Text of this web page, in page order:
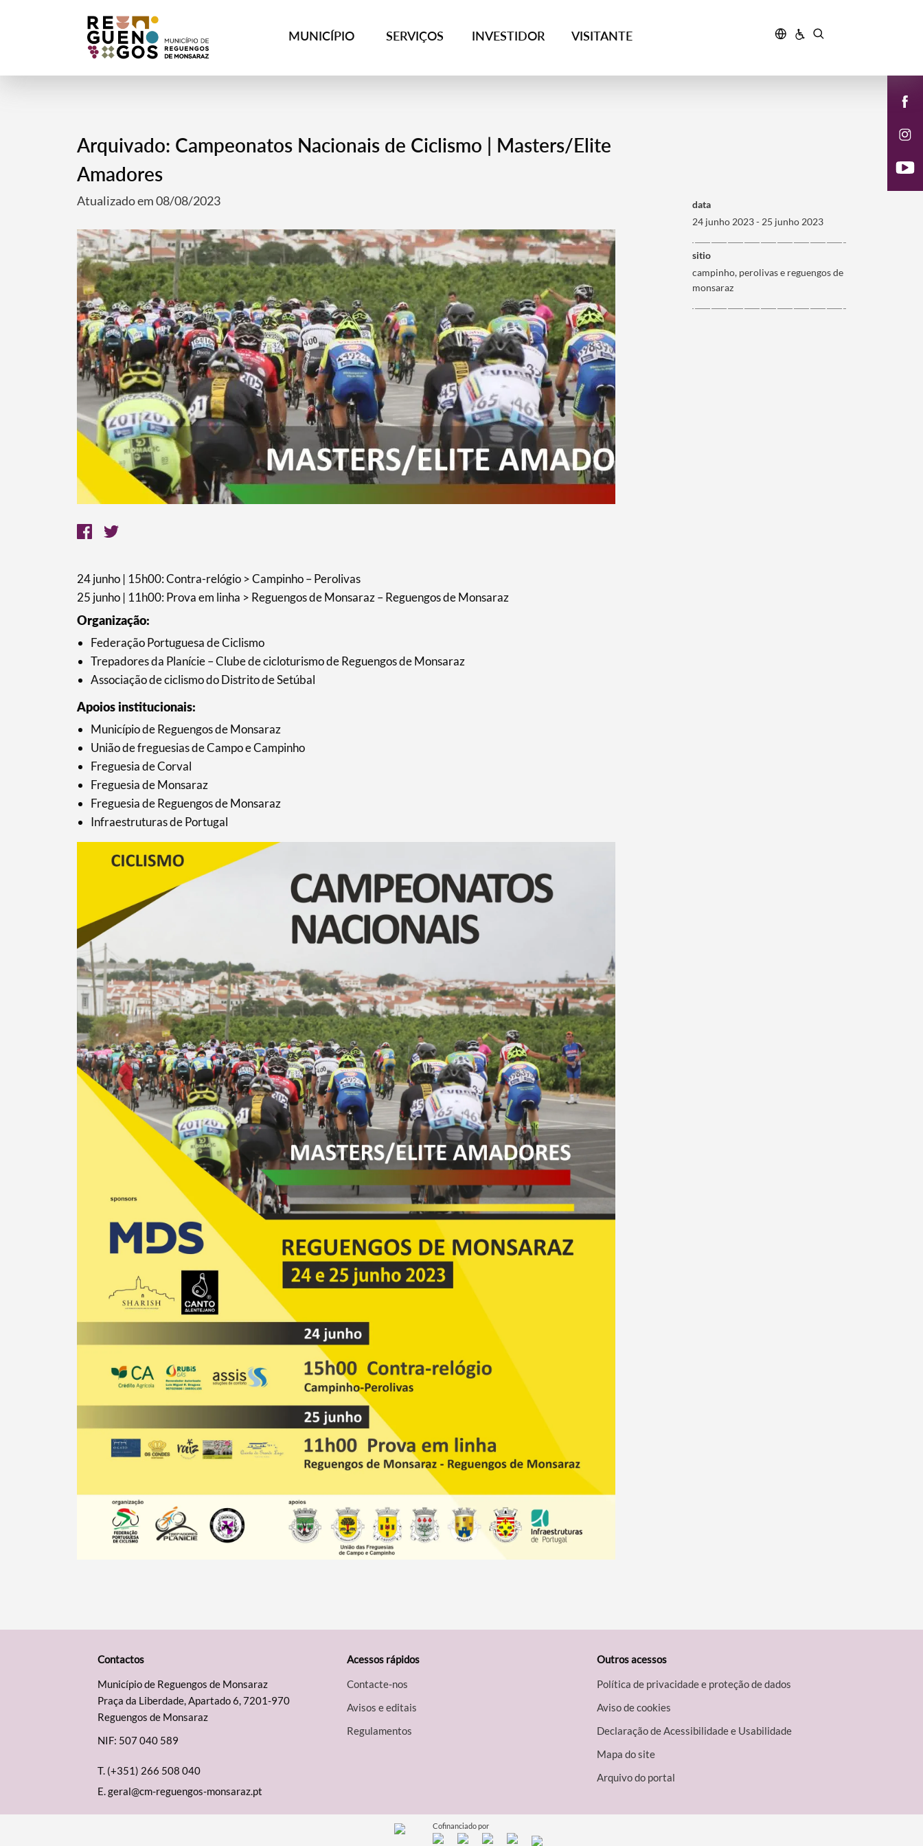
MUNICÍPIO SERVIÇOS INVESTIDOR VISITANTE
Filtros
Arquivado: Campeonatos Nacionais de Ciclismo | Masters/Elite
Amadores
Atualizado em 08/08/2023
24 junho | 15h00: Contra-relógio > Campinho – Perolivas
25 junho | 11h00: Prova em linha > Reguengos de Monsaraz – Reguengos de Monsaraz
Organização:
Federação Portuguesa de Ciclismo
Trepadores da Planície – Clube de cicloturismo de Reguengos de Monsaraz
Associação de ciclismo do Distrito de Setúbal
Apoios institucionais:
Município de Reguengos de Monsaraz
União de freguesias de Campo e Campinho
Freguesia de Corval
Freguesia de Monsaraz
Freguesia de Reguengos de Monsaraz
Infraestruturas de Portugal
data
24 junho 2023 - 25 junho 2023
sitio
campinho, perolivas e reguengos de
monsaraz
Contactos
Município de Reguengos de Monsaraz
Praça da Liberdade, Apartado 6, 7201-970
Reguengos de Monsaraz
NIF: 507 040 589
T. (+351) 266 508 040
E.geral@cm-reguengos-monsaraz.pt
Acessos rápidos
Contacte-nos
Avisos e editais
Regulamentos
Outros acessos
Política de privacidade e proteção de dados
Aviso de cookies
Declaração de Acessibilidade e Usabilidade
Mapa do site
Arquivo do portal
Cofinanciado por